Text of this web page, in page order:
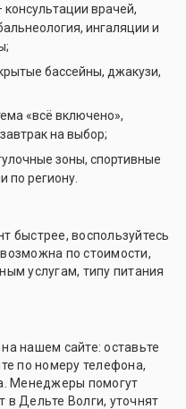
врачей,
ингаляции и
бассейны, джакузи,
«всё включено»,
на выбор;
зоны, спортивные
по региону.
быстрее, воспользуйтесь
по стоимости,
услугам, типу питания
нашем сайте: оставьте
по номеру телефона,
Менеджеры помогут
Дельте Волги, уточнят